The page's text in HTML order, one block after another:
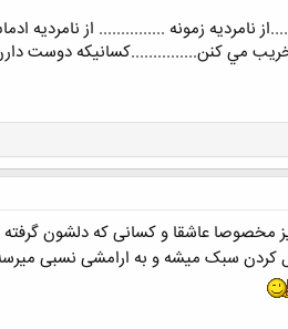
نامرديه زمونه ............... از نامرديه
تخريب مي كنن...............كسانيكه دوست
مخصوصا عاشقا و کسانی که دلشون گرفته
کردن سبک میشه و به ارامشی نسبی